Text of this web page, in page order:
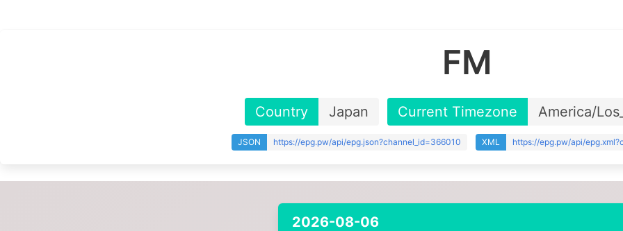
FM
Country Japan Current Timezone America/
JSON https://epg.pw/api/epg.json?channel_id=366010 XML https://epg.pw/api/
2026-08-06